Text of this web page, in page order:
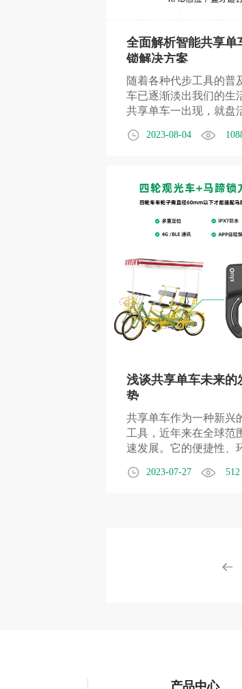
全面解析智能共享单
锁解决方案
随着各种代步工具的普
车已逐渐淡出我们的生
共享单车一出现，就盘
车的核心部件，做为必
一种物联网应用技术，
型的"物联网+互联网"应
过智能感知、识别技术
计算等通信感知技术，
信。
2023-08-04
浅谈共享单车未来的
势
共享单车作为一种新兴
工具，近年来在全球范
速发展。它的便捷性、
睐。然而，随着市场竞
2023-07-27 512
产品中心